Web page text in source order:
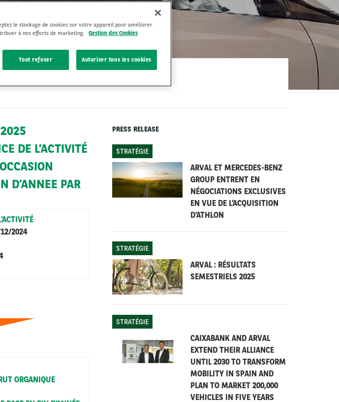
DE L’ACTIVITÉ
D’ANNEE PAR
2024
ORGANIQUE
PRESS RELEASE
STRATÉGIE
ARVAL ET MERCEDES-BENZ
GROUP ENTRENT EN
NÉGOCIATIONS EXCLUSIVES
EN VUE DE L’ACQUISITION
D’ATHLON
STRATÉGIE
ARVAL : RÉSULTATS
SEMESTRIELS 2025
STRATÉGIE
CAIXABANK AND ARVAL
EXTEND THEIR ALLIANCE
UNTIL 2030 TO TRANSFORM
MOBILITY IN SPAIN AND
PLAN TO MARKET 200,000
VEHICLES IN FIVE YEARS
le stockage de cookies sur votre appareil pour améliorer
à nos efforts de marketing.
Gestion des Cookies
Tout refuser Autoriser tous les cookies